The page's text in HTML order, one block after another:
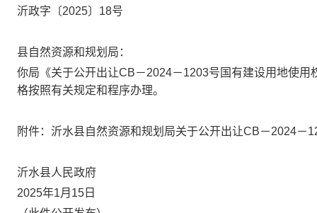
沂政字〔2025〕18号
县自然资源和规划局：
你局《关于公开出让CB－2024－1203号国有建设用地使
格按照有关规定和程序办理。
附件：沂水县自然资源和规划局关于公开出让CB－2024－
沂水县人民政府
2025年1月15日